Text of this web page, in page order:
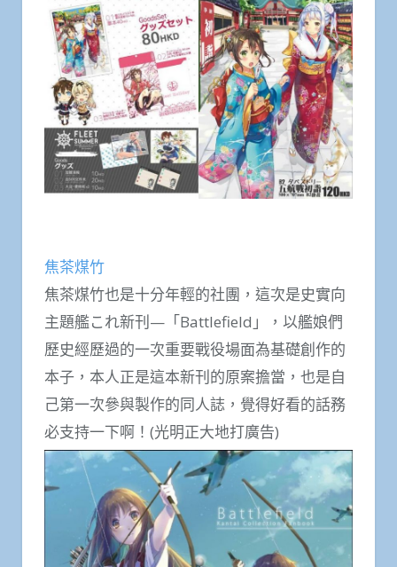
焦茶煤竹
焦茶煤竹也是十分年輕的社團，這次是史實向
主題艦これ新刊—「Battlefield」，以艦娘們
歷史經歷過的一次重要戰役場面為基礎創作的
本子，本人正是這本新刊的原案擔當，也是自
己第一次參與製作的同人誌，覺得好看的話務
必支持一下啊！(光明正大地打廣告)